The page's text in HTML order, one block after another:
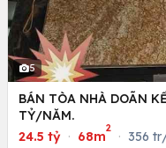
5
BÁN TÒA NHÀ DOÃN
TỶ/NĂM.
24.5 tỷ · 68m
2
· 356